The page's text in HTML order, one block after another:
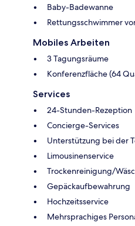
Baby-Badewanne
Rettungsschwimmer
Mobiles Arbeiten
3 Tagungsräume
Konferenzfläche (64
Services
24-Stunden-Rezeption
Concierge-Services
Unterstützung bei der
Limousinenservice
Trockenreinigung/
Gepäckaufbewahrung
Hochzeitsservice
Mehrsprachiges